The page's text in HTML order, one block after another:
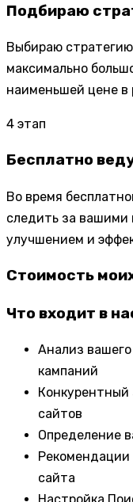
Подбираю
Выбираю
максимально
наименьшей цене
4 этап
Бесплатно
Во время
следить за вашими
улучшением и
Стоимость
Что входит в
Анализ
кампаний
Конкурентный
сайтов
Определение
Рекомендации
сайта